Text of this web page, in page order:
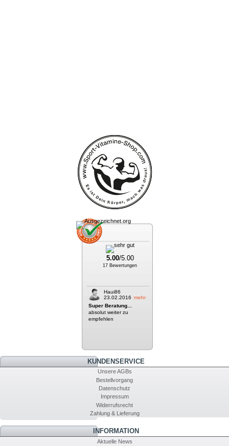
5.00/5.00
17 Bewertungen
Haui86
23.02.2016 mehr
Super Beratung...
absolut weiter zu
empfehlen
KUNDENSERVICE
Unsere AGBs
Bestellvorgang
Datenschutz
Impressum
Widerrufsrecht
Zahlung & Lieferung
INFORMATION
Aktuelle News